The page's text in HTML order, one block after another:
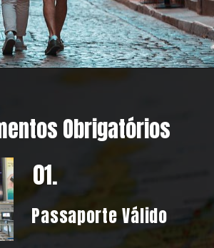
Obrigatórios
01.
Passaporte Válido